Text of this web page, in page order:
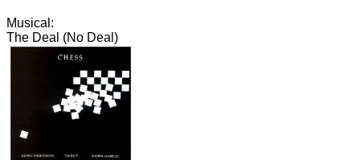
Musical:
The Deal (No Deal)